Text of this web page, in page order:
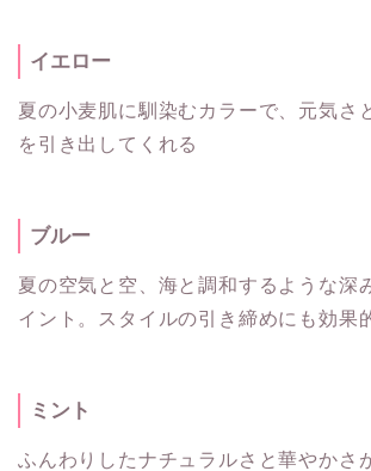
イエロー
夏の小麦肌に馴染むカラーで、元気さ
を引き出してくれる
ブルー
夏の空気と空、海と調和するような深
イント。スタイルの引き締めにも効果
ミント
ふんわりしたナチュラルさと華やかさ